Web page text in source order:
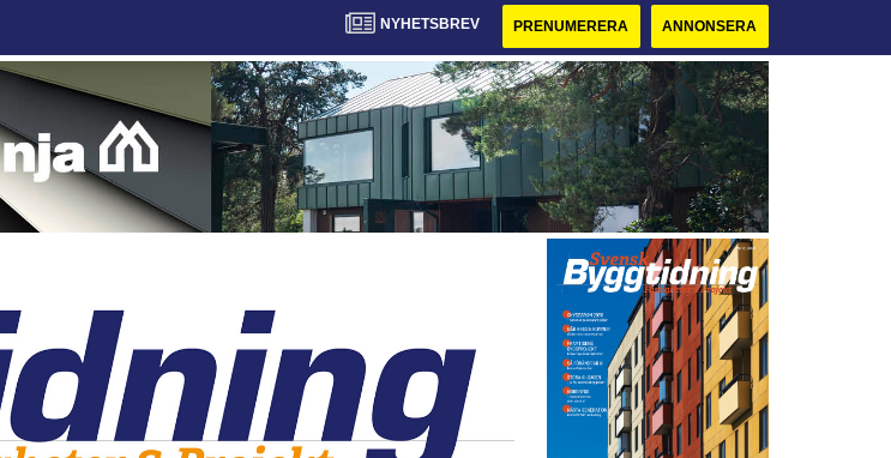
NYHETSBREV PRENUMERERA ANNONSERA